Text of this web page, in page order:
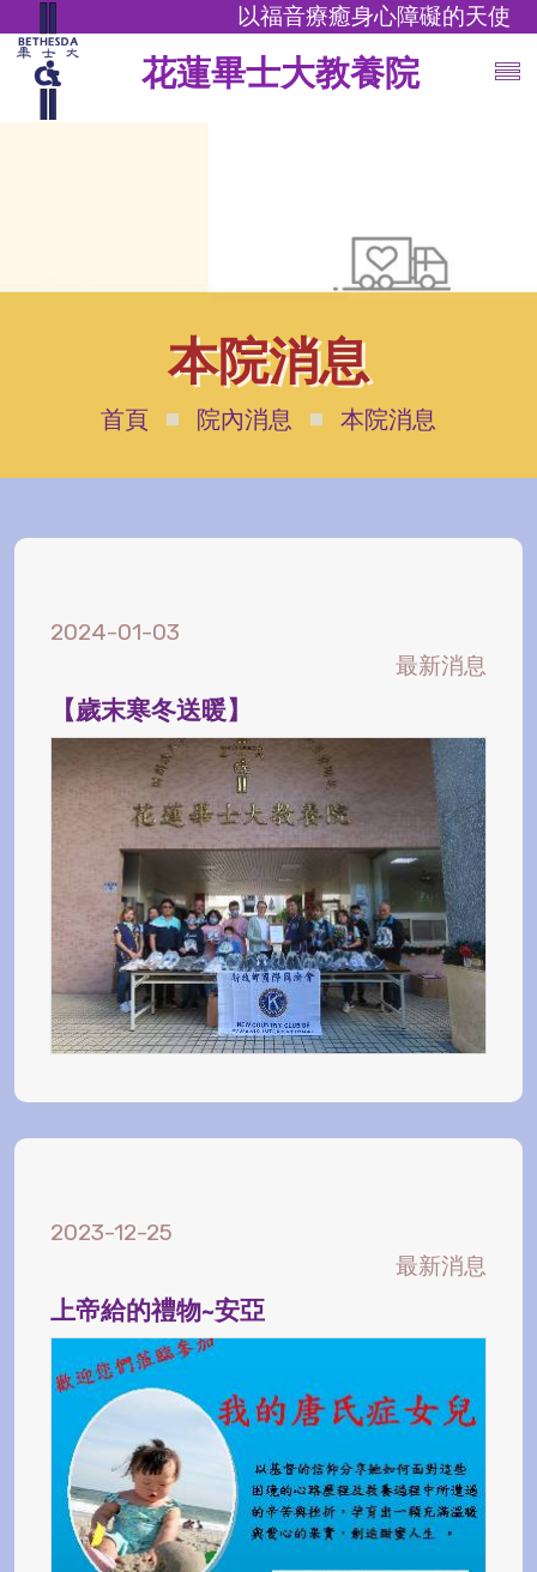
以福音療癒身心障礙的天使
花蓮畢士大教養院
本院消息
首頁 院內消息 本院消息
2024-01-03
最新消息
【歲末寒冬送暖】
2023-12-25
最新消息
上帝給的禮物~安亞